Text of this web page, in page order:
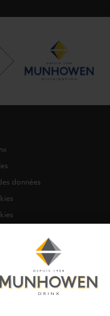
données
droits réservés